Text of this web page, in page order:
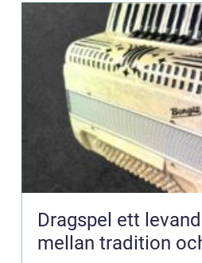
Dragspel ett levande instrument
mellan tradition